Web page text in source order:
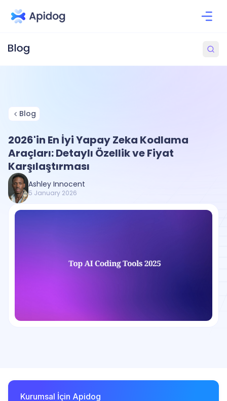
Blog
2026'in En İyi Yapay Zeka Kodlama
Araçları: Detaylı Özellik ve Fiyat
Karşılaştırması
Ashley Innocent
5 January 2026
Kurumsal İçin Apidog